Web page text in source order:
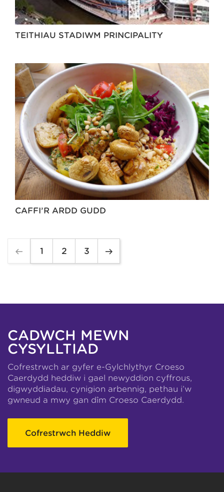
TEITHIAU STADIWM PRINCIPALITY
CAFFI’R ARDD GUDD
1 2 3
CADWCH MEWN
CYSYLLTIAD
Cofrestrwch ar gyfer e-Gylchlythyr Croeso
Caerdydd heddiw i gael newyddion cyffrous,
digwyddiadau, cynigion arbennig, pethau i’w
gwneud a mwy gan dîm Croeso Caerdydd.
Cofrestrwch Heddiw